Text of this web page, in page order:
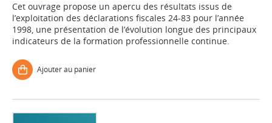
Cet ouvrage propose un apercu des résultats issus de
l’exploitation des déclarations fiscales 24-83 pour l’année
1998, une présentation de l’évolution longue des principaux
indicateurs de la formation professionnelle continue.
Ajouter au panier